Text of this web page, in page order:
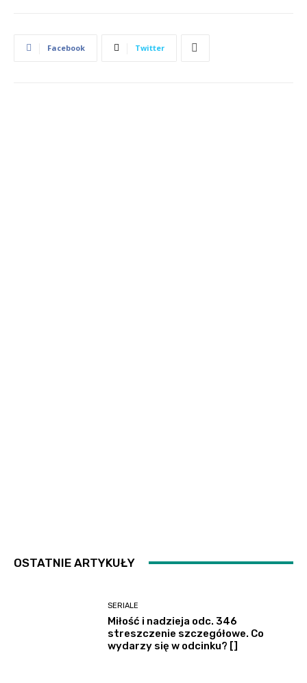
Facebook Twitter
OSTATNIE ARTYKUŁY
SERIALE
Miłość i nadzieja odc. 346
streszczenie szczegółowe. Co
wydarzy się w odcinku? []